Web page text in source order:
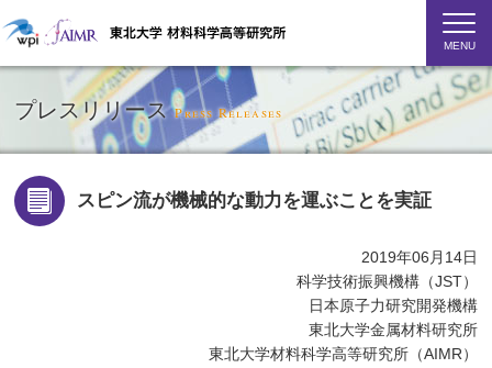
MENU
プレスリリースPress Releases
スピン流が機械的な動力を運ぶことを実証
2019年06月14日
科学技術振興機構（JST）
日本原子力研究開発機構
東北大学金属材料研究所
東北大学材料科学高等研究所（AIMR）